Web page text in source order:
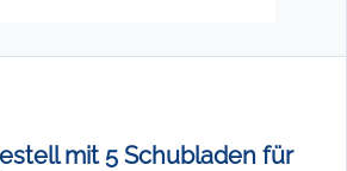
mit 5 Schubladen für